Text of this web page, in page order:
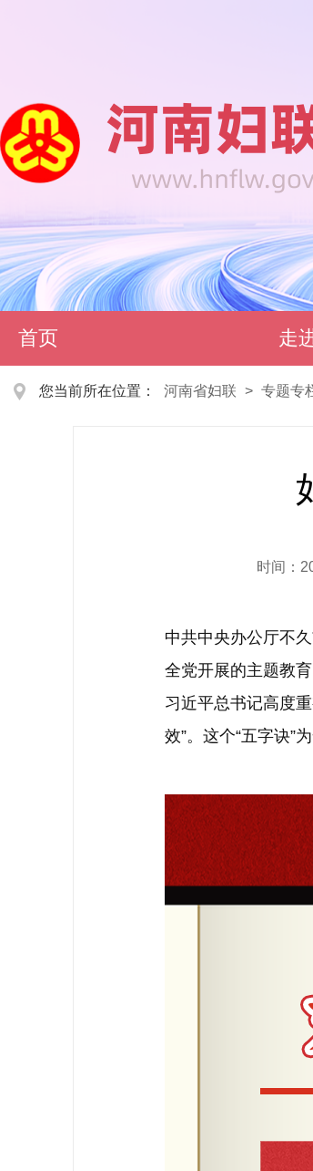
首页 走
您当前所在位置： 河南省妇联 > 专题专
时间：
中共中央办公厅不
全党开展的主题教
习近平总书记高度
效”。这个“五字诀”